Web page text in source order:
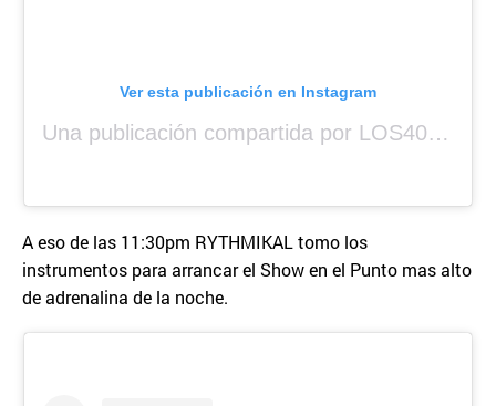
Ver esta publicación en Instagram
Una publicación compartida por LOS40 Panamá (@los40panama)
A eso de las 11:30pm RYTHMIKAL tomo los
instrumentos para arrancar el Show en el Punto mas alto
de adrenalina de la noche.